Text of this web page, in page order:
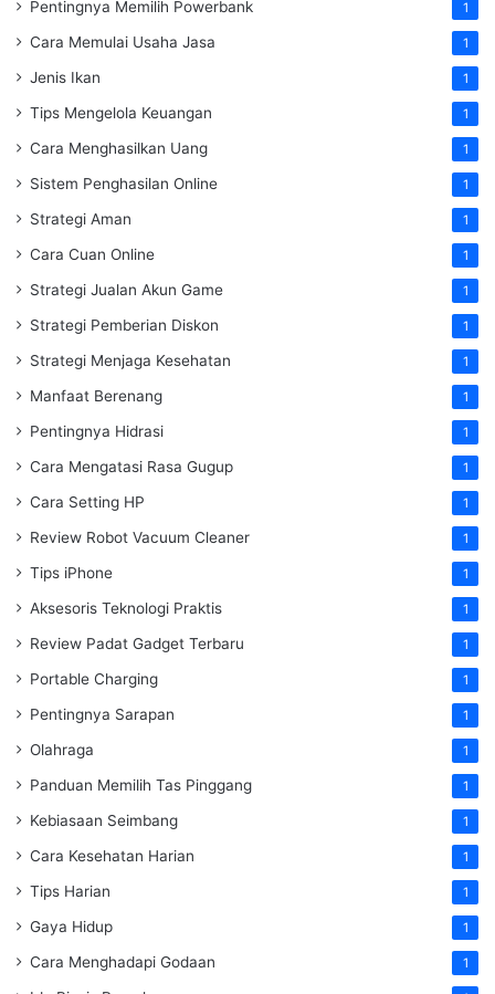
Pentingnya Memilih Powerbank 1
Cara Memulai Usaha Jasa 1
Jenis Ikan 1
Tips Mengelola Keuangan 1
Cara Menghasilkan Uang 1
Sistem Penghasilan Online 1
Strategi Aman 1
Cara Cuan Online 1
Strategi Jualan Akun Game 1
Strategi Pemberian Diskon 1
Strategi Menjaga Kesehatan 1
Manfaat Berenang 1
Pentingnya Hidrasi 1
Cara Mengatasi Rasa Gugup 1
Cara Setting HP 1
Review Robot Vacuum Cleaner 1
Tips iPhone 1
Aksesoris Teknologi Praktis 1
Review Padat Gadget Terbaru 1
Portable Charging 1
Pentingnya Sarapan 1
Olahraga 1
Panduan Memilih Tas Pinggang 1
Kebiasaan Seimbang 1
Cara Kesehatan Harian 1
Tips Harian 1
Gaya Hidup 1
Cara Menghadapi Godaan 1